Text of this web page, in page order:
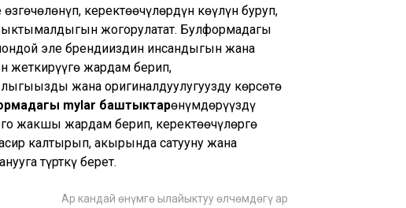
керектөөчүлөрдүн көңүлүн буруп,
ыктымалдыгын жогорулатат. Булформадагы
эле брендиңиздин инсандыгын жана
жеткирүүгө жардам берип,
жана оригиналдуулугуңузду көрсөтө
mylar баштыктарөнүмдөрүңүздү
жакшы жардам берип, керектөөчүлөргө
калтырып, акырында сатууну жана
түрткү берет.
Ар кандай өнүмгө ылайыктуу өлчөмдөгү ар